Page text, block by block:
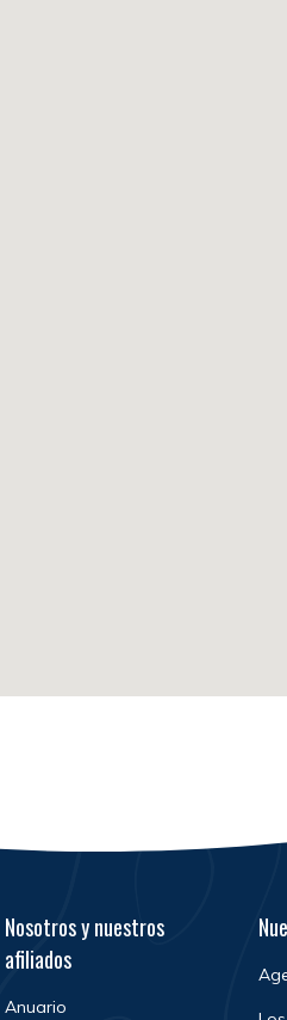
Nosotros y nuestros
afiliados
Anuario